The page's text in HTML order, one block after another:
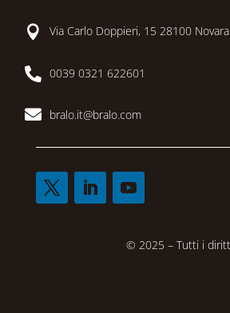
 Via Carlo Doppieri, 15 28100 Novara
 0039 0321 622601
 bralo.it@bralo.com
© 2025 – Tutti i